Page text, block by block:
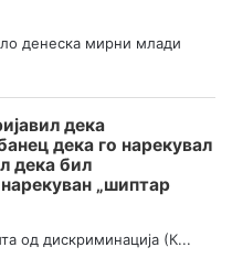
денеска мирни млади
дека
дека го нарекувал
дека бил
„шиптар
од дискриминација (К...